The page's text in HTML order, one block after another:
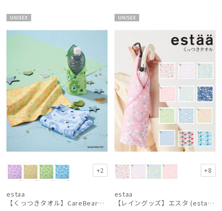
ミラ・ショーン
MIRACLE TECH
ミラクルテック
OTHER BRAND
アザーブランド
PAUL&JOE ACCESSOIRES
ポールアンドジョー アクセソワ
POLO RALPH LAUREN
ポロ ラルフ ローレン
SWASH LONDON
urawaza
X
+2
estaa
【くっつきタオル】CareBearsTM（ケアベアTM）全面プリント柄くっつきタオル
+8
estaa
【レイングッズ】エスタ (estaa) くっつきタオル